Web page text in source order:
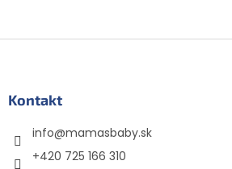
Kontakt
info@mamasbaby.sk
+420 725 166 310